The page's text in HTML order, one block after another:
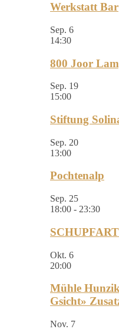
Werkstatt Bar
Sep. 6
14:30
800 Joor
Sep. 19
15:00
Stiftung
Sep. 20
13:00
Pochtenalp
Sep. 25
18:00 - 23:30
Okt. 6
20:00
Mühle
Gsicht»
Nov. 7